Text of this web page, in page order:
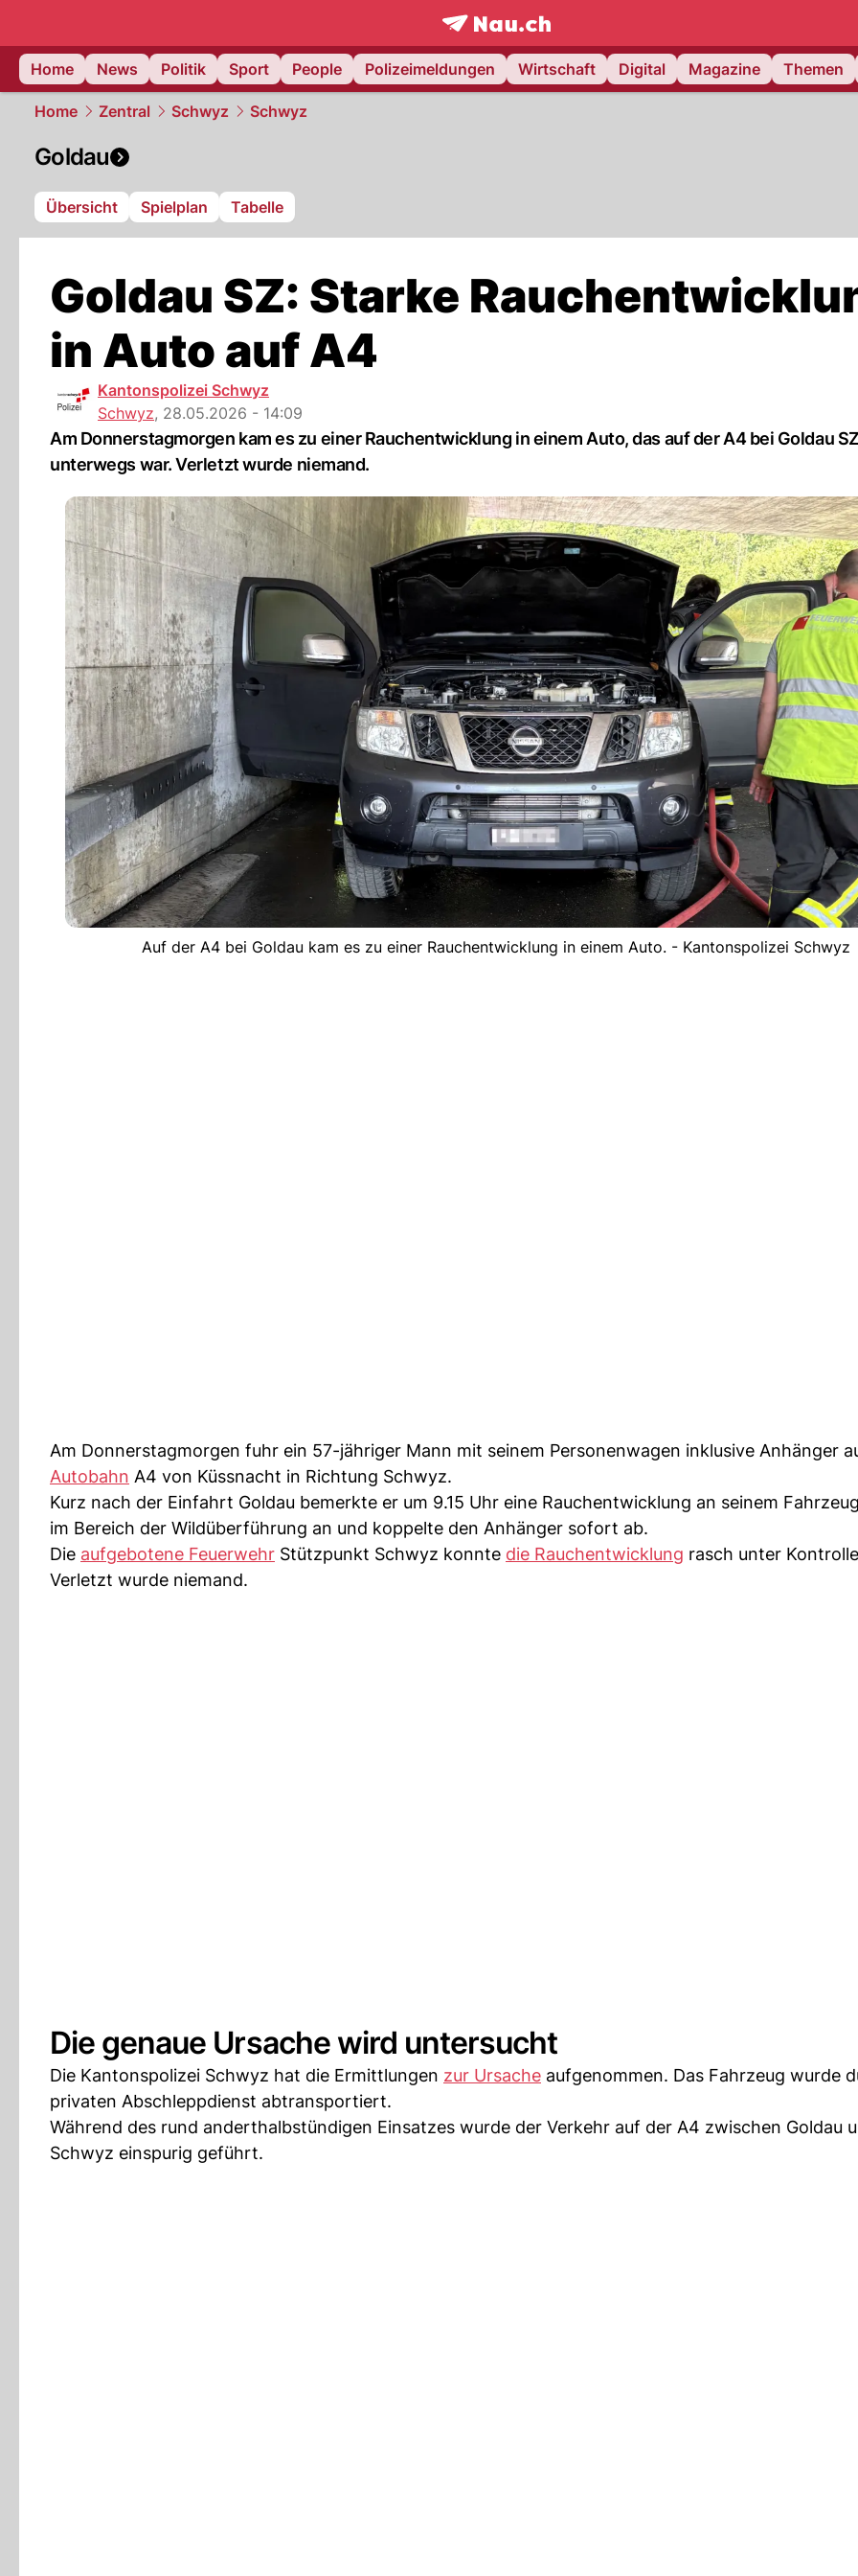
frontpage.NAU.ch
Home
News Politik Sport People Polizeimeldungen Wirtschaft Digital Magazine Themen
Home Zentral Schwyz Schwyz
Goldau
Übersicht Spielplan Tabelle
Goldau SZ: Starke
in Auto auf A4
Kantonspolizei Schwyz
Schwyz, 28.05.2026 - 14:09
Am Donnerstagmorgen kam es zu einer Rauchentwicklung in einem Auto, das auf der A4 bei Goldau
unterwegs war. Verletzt wurde niemand.
Auf der A4 bei Goldau kam es zu einer Rauchentwicklung in einem Auto. - Kantonspolizei Schwyz
Am Donnerstagmorgen fuhr ein 57-jähriger Mann mit seinem Personenwagen inklusive Anhänger
Autobahn A4 von Küssnacht in Richtung Schwyz.
Kurz nach der Einfahrt Goldau bemerkte er um 9.15 Uhr eine Rauchentwicklung an seinem
im Bereich der Wildüberführung an und koppelte den Anhänger sofort ab.
Die aufgebotene Feuerwehr Stützpunkt Schwyz konnte die Rauchentwicklung rasch unter
Verletzt wurde niemand.
Die genaue Ursache wird untersucht
Die Kantonspolizei Schwyz hat die Ermittlungen zur Ursache aufgenommen. Das Fahrzeug wurde
privaten Abschleppdienst abtransportiert.
Während des rund anderthalbstündigen Einsatzes wurde der Verkehr auf der A4 zwischen Goldau
Schwyz einspurig geführt.